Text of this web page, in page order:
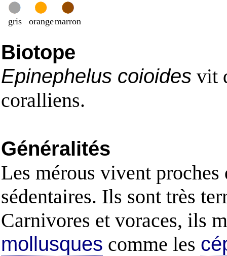
gris orangemarron
Biotope
Epinephelus coioides vit
coralliens.
Généralités
Les mérous vivent
sédentaires. Ils sont très
Carnivores et voraces, ils
mollusques comme les